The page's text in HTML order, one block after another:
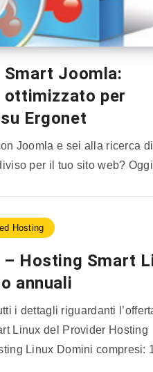
Joomla:
ottimizzato per
Ergonet
Joomla e sei alla ricerca
per il tuo sito web?
Hosting
– Hosting Smart
annuali
i dettagli riguardanti
Linux del Provider Hosting
Linux Domini compresi: